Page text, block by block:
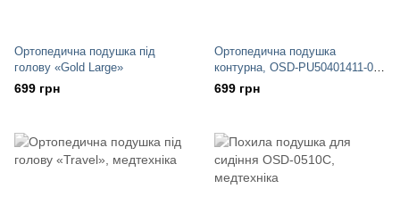
Ортопедична подушка під
голову «Gold Large»
699 грн
Ортопедична подушка
контурна, OSD-PU50401411-01-
S1
699 грн